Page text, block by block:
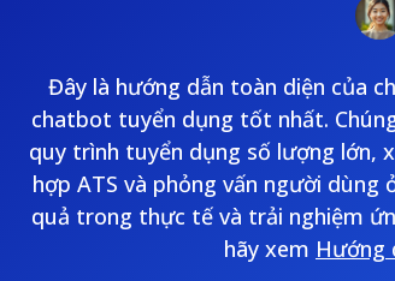
Đây là hướng dẫn toàn diện của
chatbot tuyển dụng tốt nhất.
quy trình tuyển dụng số lượng lớn,
hợp ATS và phỏng vấn người dùng
quả trong thực tế và trải nghiệm
hãy xem Hướng